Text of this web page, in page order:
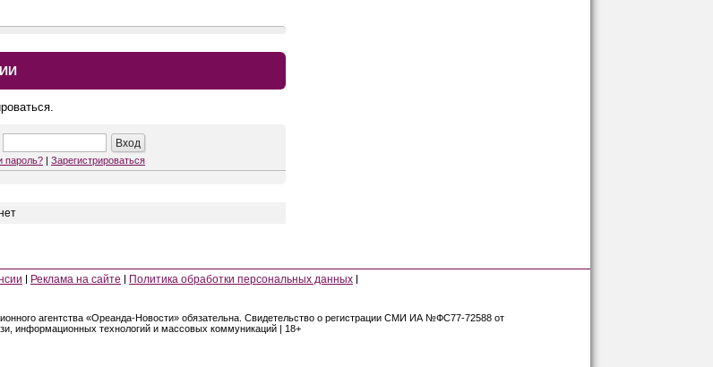
пароль? | Зарегистрироваться
Реклама на сайте Политика обработки персональных данных
агентства «Ореанда-Новости» обязательна. Свидетельство о регистрации СМИ ИА №ФС77-72588 от
информационных технологий и массовых коммуникаций | 18+